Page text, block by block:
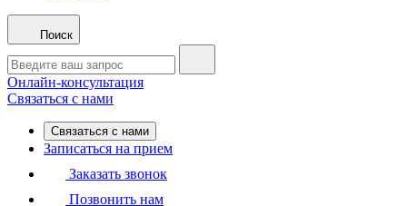
Поиск
Онлайн-консультация
Связаться с нами
Связаться с нами
Записаться на прием
Заказать звонок
Позвонить нам